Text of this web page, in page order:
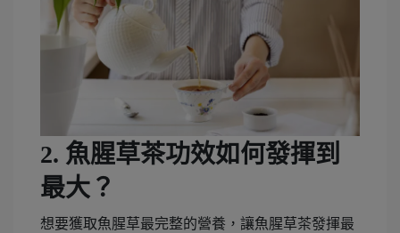
2. 魚腥草茶功效如何發揮到
最大？
想要獲取魚腥草最完整的營養，讓魚腥草茶發揮最